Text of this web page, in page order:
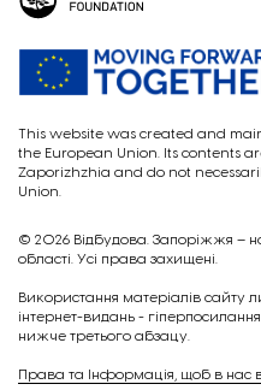
This website was created and
the European Union. Its contents
Zaporizhzhia and do not
Union.
© 2026 Відбудова. Запоріжжя –
області. Усі права захищені.
Викориcтання матеріалів сайту
інтернет-видань -
нижче третього абзацу.
Права та Інформація, щоб в нас